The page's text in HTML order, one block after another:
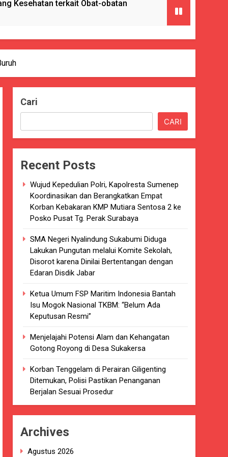
Kesehatan terkait Obat-obatan
ke Enam Kalinya.
Kab. Sukabumi.
Serta Pelatihan PBB
BAIK
Sukabumi selama 7 Tahun.
di puskesmas.
terkait Dugaan beredar nya Obat
Kabupaten Sukabumi Angkat
Cari
CARI
Recent Posts
Wujud Kepedulian Polri, Kapolresta Sumenep
Koordinasikan dan Berangkatkan Empat
Korban Kebakaran KMP Mutiara Sentosa 2 ke
Posko Pusat Tg. Perak Surabaya
SMA Negeri Nyalindung Sukabumi Diduga
Lakukan Pungutan melalui Komite Sekolah,
Disorot karena Dinilai Bertentangan dengan
Edaran Disdik Jabar
Ketua Umum FSP Maritim Indonesia Bantah
Isu Mogok Nasional TKBM: “Belum Ada
Keputusan Resmi”
Menjelajahi Potensi Alam dan Kehangatan
Gotong Royong di Desa Sukakersa
Korban Tenggelam di Perairan Giligenting
Ditemukan, Polisi Pastikan Penanganan
Berjalan Sesuai Prosedur
Archives
Agustus 2026